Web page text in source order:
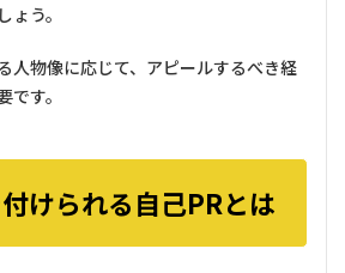
う。
人物像に応じて、アピールするべき経
す。
けられる自己PRとは